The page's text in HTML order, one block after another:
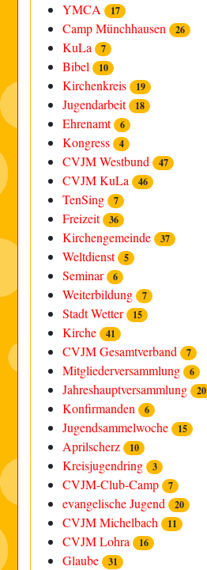
YMCA 17
Camp Münchhausen 26
KuLa 7
Bibel 10
Kirchenkreis 19
Jugendarbeit 18
Ehrenamt 6
Kongress 4
CVJM Westbund 47
CVJM KuLa 46
TenSing 7
Freizeit 36
Kirchengemeinde 37
Weltdienst 5
Seminar 6
Weiterbildung 7
Stadt Wetter 15
Kirche 41
CVJM Gesamtverband 7
Mitgliederversammlung 6
Jahreshauptversammlung 20
Konfirmanden 6
Jugendsammelwoche 15
Aprilscherz 10
Kreisjugendring 3
CVJM-Club-Camp 7
evangelische Jugend 20
CVJM Michelbach 11
CVJM Lohra 16
Glaube 31